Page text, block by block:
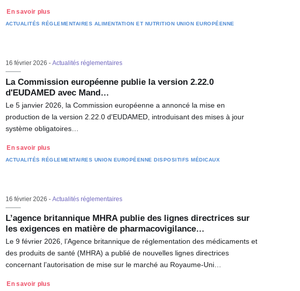
En savoir plus
ACTUALITÉS RÉGLEMENTAIRES ALIMENTATION ET NUTRITION UNION EUROPÉENNE
16 février 2026 - Actualités réglementaires
La Commission européenne publie la version 2.22.0
d'EUDAMED avec Mand…
Le 5 janvier 2026, la Commission européenne a annoncé la mise en
production de la version 2.22.0 d'EUDAMED, introduisant des mises à jour
système obligatoires…
En savoir plus
ACTUALITÉS RÉGLEMENTAIRES UNION EUROPÉENNE DISPOSITIFS MÉDICAUX
16 février 2026 - Actualités réglementaires
L’agence britannique MHRA publie des lignes directrices sur
les exigences en matière de pharmacovigilance…
Le 9 février 2026, l’Agence britannique de réglementation des médicaments et
des produits de santé (MHRA) a publié de nouvelles lignes directrices
concernant l’autorisation de mise sur le marché au Royaume-Uni…
En savoir plus